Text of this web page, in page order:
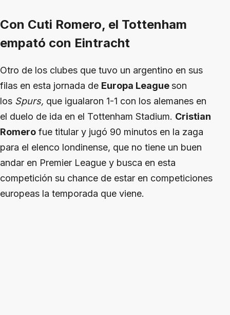
Con Cuti Romero, el Tottenham
empató con Eintracht
Otro de los clubes que tuvo un argentino en sus
filas en esta jornada de Europa Leagueson
los Spurs, que igualaron 1-1 con los alemanes en
el duelo de ida en el Tottenham Stadium. Cristian
Romero fue titular y jugó 90 minutos en la zaga
para el elenco londinense, que no tiene un buen
andar en Premier League y busca en esta
competición su chance de estar en competiciones
europeas la temporada que viene.